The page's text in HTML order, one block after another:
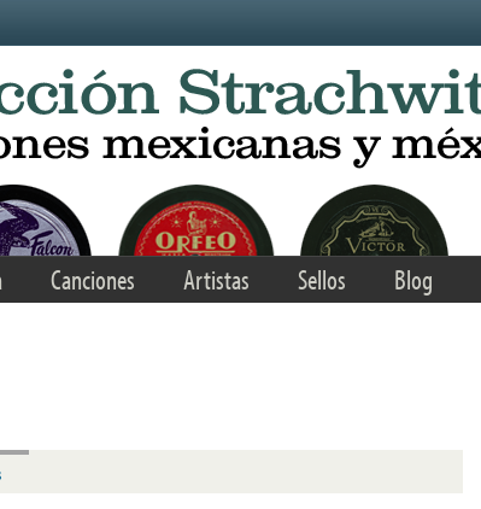
Canciones Artistas Sellos Blog